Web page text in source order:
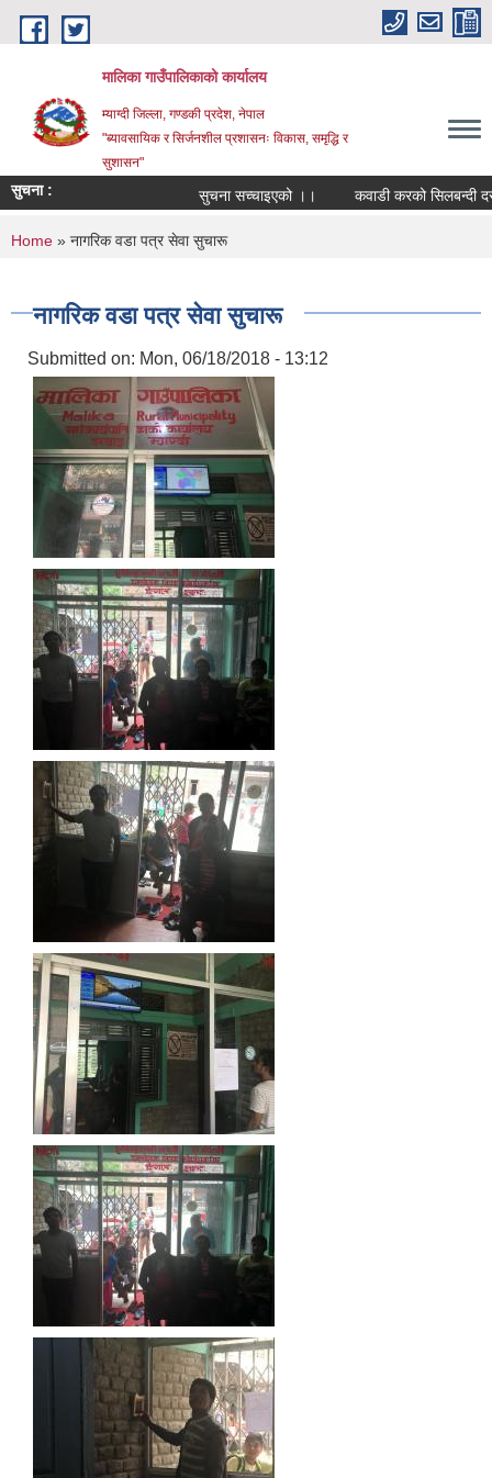
Skip to main content
मालिका गाउँपालिकाको कार्यालय
म्याग्दी जिल्ला, गण्डकी प्रदेश, नेपाल
"ब्यावसायिक र सिर्जनशील प्रशासनः विकास, समृद्धि र
सुशासन"
सुचना : सुचना सच्चाइएको ।। कवाडी करको सिलबन्दी
You are here
Home » नागरिक वडा पत्र सेवा सुचारू
नागरिक वडा पत्र सेवा सुचारू
Submitted on: Mon, 06/18/2018 - 13:12